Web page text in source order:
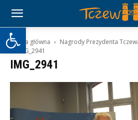
Otwórz pasek narzędzi
Strona główna
Nagrody Prezydenta
IMG_2941
IMG_2941